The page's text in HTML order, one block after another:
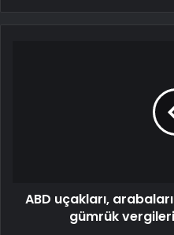
ABD uçakları,
gümrük